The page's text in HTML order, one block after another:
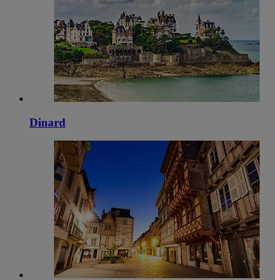
Dinard